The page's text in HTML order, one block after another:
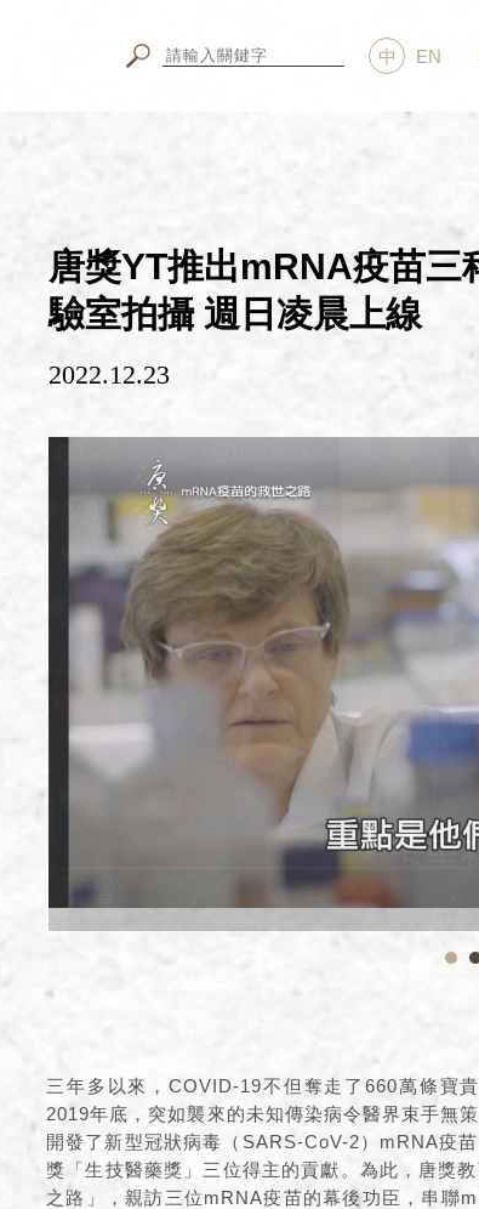
中 EN
唐獎YT推出mRNA疫苗三
驗室拍攝 週日凌晨上線
2022.12.23
三年多以來，COVID-19不但奪走了660萬條寶
2019年底，突如襲來的未知傳染病令醫界束手無
開發了新型冠狀病毒（SARS-CoV-2）mRNA疫
獎「生技醫藥獎」三位得主的貢獻。為此，唐獎
之路」，親訪三位mRNA疫苗的幕後功臣，串聯